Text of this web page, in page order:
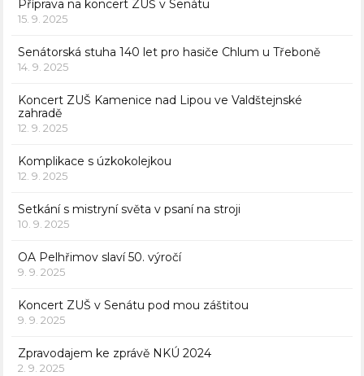
Příprava na koncert ZUŠ v Senátu
15. 9. 2025
Senátorská stuha 140 let pro hasiče Chlum u Třeboně
14. 9. 2025
Koncert ZUŠ Kamenice nad Lipou ve Valdštejnské
zahradě
12. 9. 2025
Komplikace s úzkokolejkou
12. 9. 2025
Setkání s mistryní světa v psaní na stroji
10. 9. 2025
OA Pelhřimov slaví 50. výročí
9. 9. 2025
Koncert ZUŠ v Senátu pod mou záštitou
9. 9. 2025
Zpravodajem ke zprávě NKÚ 2024
2. 9. 2025